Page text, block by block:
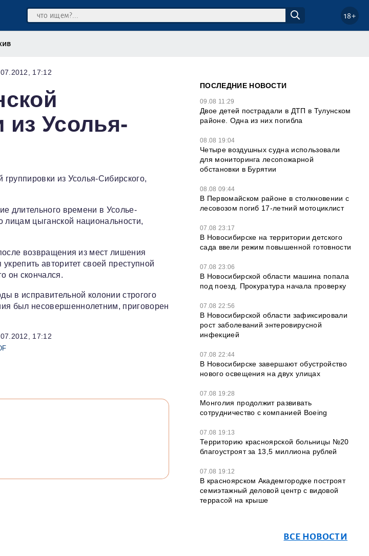
18+
17:12
из Усолья-
из Усолья-Сибирского,
длительного времени в Усолье-
лицам цыганской национальности,
возвращения из мест лишения
авторитет своей преступной
он скончался.
в исправительной колонии строгого
был несовершеннолетним, приговорен
17:12
ПОСЛЕДНИЕ НОВОСТИ
09.08 11:29
Двое детей пострадали в ДТП в Тулунском
районе. Одна из них погибла
08.08 19:04
Четыре воздушных судна использовали
для мониторинга лесопожарной
обстановки в Бурятии
08.08 09:44
В Первомайском районе в столкновении с
лесовозом погиб 17-летний мотоциклист
07.08 23:17
В Новосибирске на территории детского
сада ввели режим повышенной готовности
07.08 23:06
В Новосибирской области машина попала
под поезд. Прокуратура начала проверку
07.08 22:56
В Новосибирской области зафиксировали
рост заболеваний энтеровирусной
инфекцией
07.08 22:44
В Новосибирске завершают обустройство
нового освещения на двух улицах
07.08 19:28
Монголия продолжит развивать
сотрудничество с компанией Boeing
07.08 19:13
Территорию красноярской больницы №20
благоустроят за 13,5 миллиона рублей
07.08 19:12
В красноярском Академгородке построят
семиэтажный деловой центр с видовой
террасой на крыше
ВСЕ НОВОСТИ